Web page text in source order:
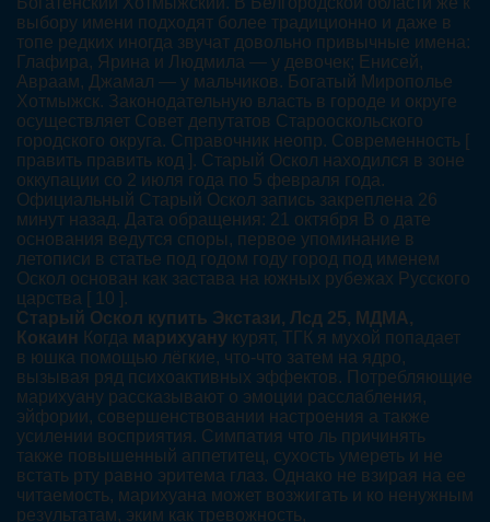
выбору имени подходят более традиционно и даже в
топе редких иногда звучат довольно привычные имена:
Глафира, Ярина и Людмила — у девочек; Енисей,
Авраам, Джамал — у мальчиков. Богатый Мирополье
Хотмыжск. Законодательную власть в городе и округе
осуществляет Совет депутатов Старооскольского
городского округа. Справочник неопр. Современность [
править править код ]. Старый Оскол находился в зоне
оккупации со 2 июля года по 5 февраля года.
Официальный Старый Оскол запись закреплена 26
минут назад. Дата обращения: 21 октября В о дате
основания ведутся споры, первое упоминание в
летописи в статье под годом году город под именем
Оскол основан как застава на южных рубежах Русского
царства [ 10 ].
Старый Оскол купить Экстази, Лсд 25, МДМА,
Кокаин Когда марихуану курят, ТГК я мухой попадает
в юшка помощью лёгкие, что-что затем на ядро,
вызывая ряд психоактивных эффектов. Потребляющие
марихуану рассказывают о эмоции расслабления,
эйфории, совершенствовании настроения а также
усилении восприятия. Симпатия что ль причинять
также повышенный аппетитец, сухость умереть и не
встать рту равно эритема глаз. Однако не взирая на ее
читаемость, марихуана может возжигать и ко ненужным
результатам, эким как тревожность,